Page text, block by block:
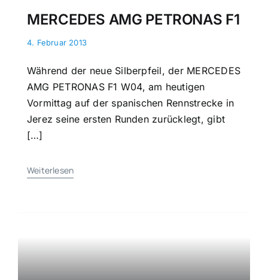
MERCEDES AMG PETRONAS F1
4. Februar 2013
Während der neue Silberpfeil, der MERCEDES
AMG PETRONAS F1 W04, am heutigen
Vormittag auf der spanischen Rennstrecke in
Jerez seine ersten Runden zurücklegt, gibt
[…]
Weiterlesen